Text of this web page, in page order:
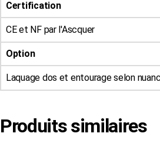
Certification
CE et NF par l'Ascquer
Option
Laquage dos et entourage selon
Produits similaires